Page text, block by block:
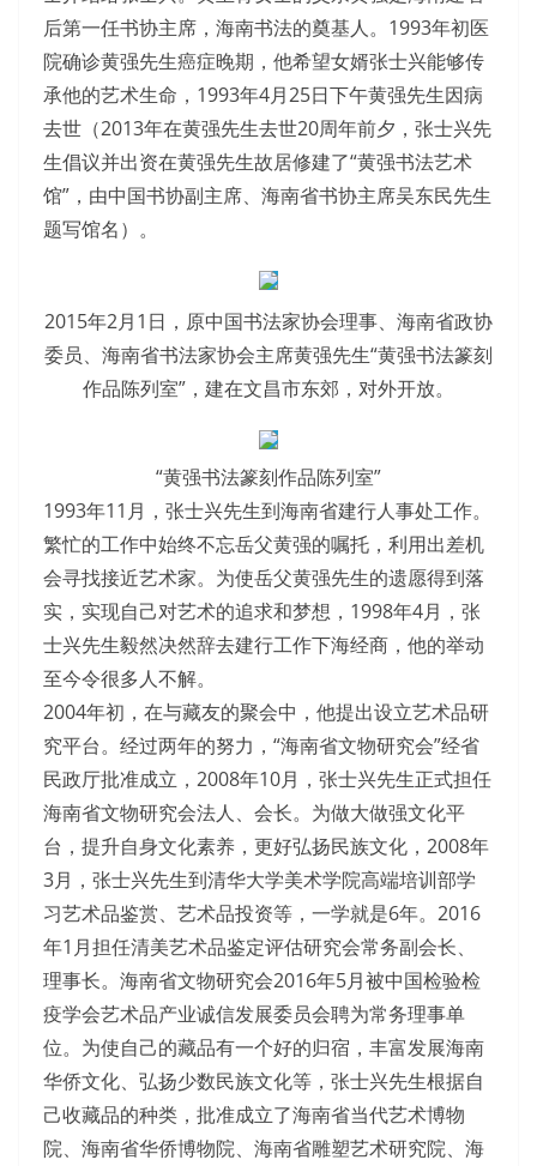
后第一任书协主席，海南书法的奠基人。1993年初医
院确诊黄强先生癌症晚期，他希望女婿张士兴能够传
承他的艺术生命，1993年4月25日下午黄强先生因病
去世（2013年在黄强先生去世20周年前夕，张士兴先
生倡议并出资在黄强先生故居修建了“黄强书法艺术
馆”，由中国书协副主席、海南省书协主席吴东民先生
题写馆名）。
2015年2月1日，原中国书法家协会理事、海南省政协
委员、海南省书法家协会主席黄强先生“黄强书法篆刻
作品陈列室”，建在文昌市东郊，对外开放。
“黄强书法篆刻作品陈列室”
1993年11月，张士兴先生到海南省建行人事处工作。
繁忙的工作中始终不忘岳父黄强的嘱托，利用出差机
会寻找接近艺术家。为使岳父黄强先生的遗愿得到落
实，实现自己对艺术的追求和梦想，1998年4月，张
士兴先生毅然决然辞去建行工作下海经商，他的举动
至今令很多人不解。
2004年初，在与藏友的聚会中，他提出设立艺术品研
究平台。经过两年的努力，“海南省文物研究会”经省
民政厅批准成立，2008年10月，张士兴先生正式担任
海南省文物研究会法人、会长。为做大做强文化平
台，提升自身文化素养，更好弘扬民族文化，2008年
3月，张士兴先生到清华大学美术学院高端培训部学
习艺术品鉴赏、艺术品投资等，一学就是6年。2016
年1月担任清美艺术品鉴定评估研究会常务副会长、
理事长。海南省文物研究会2016年5月被中国检验检
疫学会艺术品产业诚信发展委员会聘为常务理事单
位。为使自己的藏品有一个好的归宿，丰富发展海南
华侨文化、弘扬少数民族文化等，张士兴先生根据自
己收藏品的种类，批准成立了海南省当代艺术博物
院、海南省华侨博物院、海南省雕塑艺术研究院、海